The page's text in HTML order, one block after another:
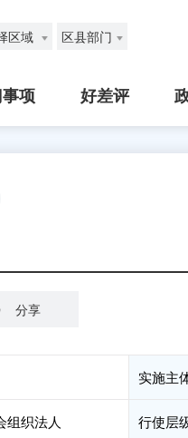
区域 区县部门
项 好差评
分享
实施主
组织法人 行使层